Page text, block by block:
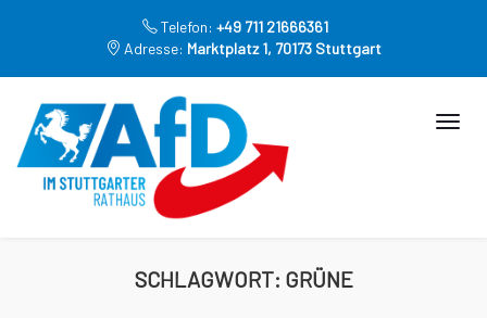
Telefon: +49 711 21666361
Adresse: Marktplatz 1, 70173 Stuttgart
SCHLAGWORT: GRÜNE